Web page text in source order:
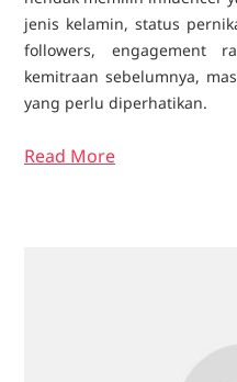
jenis kelamin, status
followers, engagement
kemitraan sebelumnya,
yang perlu diperhatikan.
Read More